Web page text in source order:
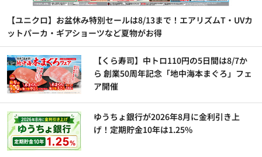
【ユニクロ】お盆休み特別セールは8/13まで！エアリズムT・UVカ
ットパーカ・ギアショーツなど夏物がお得
【くら寿司】中トロ110円の5日間は8/7か
ら 創業50周年記念「地中海本まぐろ」フェ
ア開催
ゆうちょ銀行が2026年8月に金利引き上
げ！定期貯金10年は1.25%